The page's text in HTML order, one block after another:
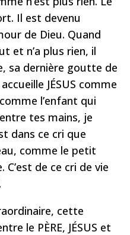
Il est devenu
de Dieu. Quand
et n’a plus rien, il
sa dernière goutte de
JÉSUS comme
l’enfant qui
tes mains, je
dans ce cri que
comme le petit
de ce cri de vie
cette
le PÈRE, JÉSUS et